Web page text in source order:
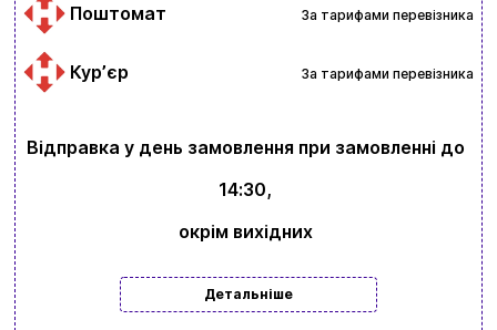
Поштомат За тарифами перевізника
Курʼєр За тарифами перевізника
Відправка у день замовлення при замовленні до
14:30,
окрім вихідних
Детальніше